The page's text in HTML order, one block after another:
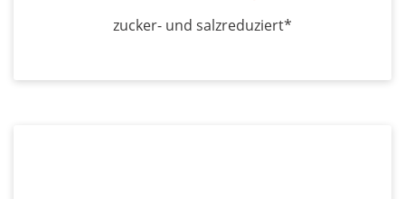
zucker- und salzreduziert*